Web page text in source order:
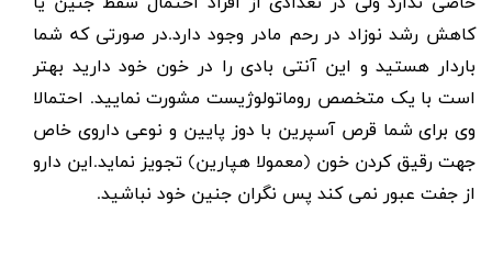
کاهش رشد نوزاد در رحم مادر وجود دارد.در صورتی که شما
باردار هستید و این آنتی بادی را در خون خود دارید بهتر
است با یک متخصص روماتولوژیست مشورت نمایید. احتمالا
وی برای شما قرص آسپرین با دوز پایین و نوعی داروی خاص
جهت رقیق کردن خون (معمولا هپارین) تجویز نماید.این دارو
از جفت عبور نمی کند پس نگران جنین خود نباشید.